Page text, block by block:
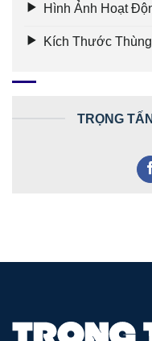
Hình Ảnh Hoạt
Kích Thước
TRỌNG